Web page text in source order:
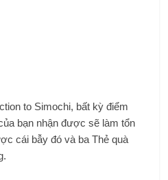
to Simochi, bất kỳ điểm
bạn nhận được sẽ làm tổn
cái bẫy đó và ba Thẻ quà